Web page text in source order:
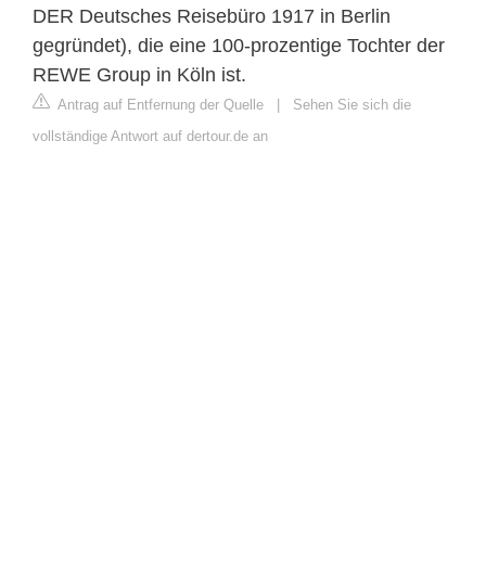
DER Deutsches Reisebüro 1917 in Berlin
gegründet), die eine 100-prozentige Tochter der
REWE Group in Köln ist.
Antrag auf Entfernung der Quelle
Sehen Sie sich die
vollständige Antwort auf dertour.de an